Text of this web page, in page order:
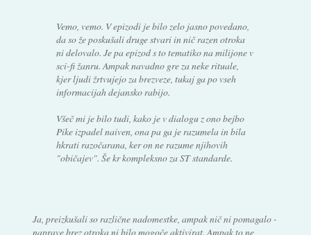
Vemo, vemo. V epizodi je bilo zelo jasno povedano,
da so že poskušali druge stvari in nič razen otroka
ni delovalo. Je pa epizod s to tematiko na milijone v
sci-fi žanru. Ampak navadno gre za neke rituale,
kjer ljudi žrtvujejo za brezveze, tukaj ga po vseh
informacijah dejansko rabijo.
Všeč mi je bilo tudi, kako je v dialogu z ono bejbo
Pike izpadel naiven, ona pa ga je razumela in bila
hkrati razočarana, ker on ne razume njihovih
"običajev". Še kr kompleksno za ST standarde.
Ja, preizkušali so različne nadomestke, ampak nič ni pomagalo -
naprave brez otroka ni bilo mogoče aktivirat. Ampak to ne